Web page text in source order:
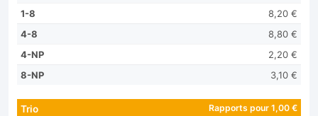
1-8
8,20 €
4-8
8,80 €
4-NP
2,20 €
8-NP
3,10 €
Trio Rapports pour 1,00 €